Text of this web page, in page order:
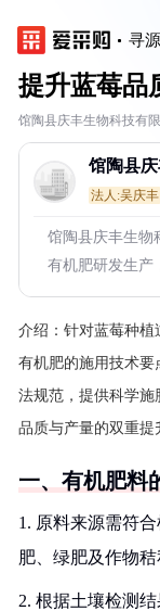
寻
提升蓝莓品
馆陶县庆丰生物科技有
馆陶县
法人:吴庆丰
馆陶县庆丰生物
有机肥研发生产
介绍： 针对蓝莓种植
有机肥的施用技术
法规范，提供科学
品质与产量的双重提
一、有机肥料
1. 原料来源需符
肥、绿肥及作物
2. 根据土壤检测